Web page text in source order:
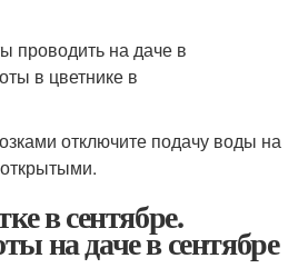
отключите подачу воды на
в сентябре.
на даче в сентябре